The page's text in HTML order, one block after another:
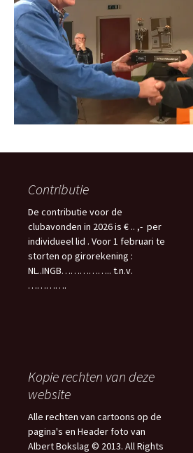
Contributie
De contributie voor de
clubavonden in 2026 is € .. ,- per
individueel lid . Voor 1 februari te
storten op girorekening :
NL..INGB…………….. t.n.v.
………….
Kopie rechten van deze
website
Alle rechten van cartoons op de
pagina's en Header foto van
Albert Bokslag © 2013. All Rights